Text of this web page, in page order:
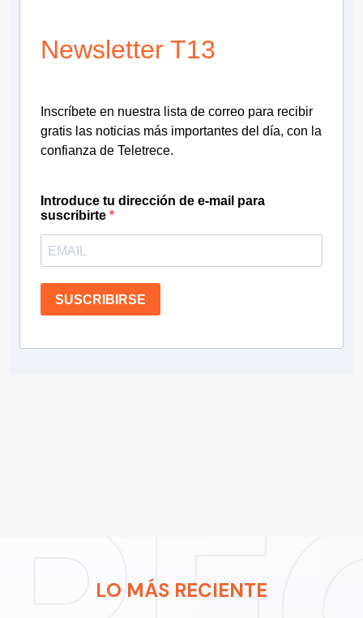
Newsletter T13
Inscríbete en nuestra lista de correo para recibir
gratis las noticias más importantes del día, con la
confianza de Teletrece.
Introduce tu dirección de e-mail para
suscribirte
SUSCRIBIRSE
LO MÁS RECIENTE